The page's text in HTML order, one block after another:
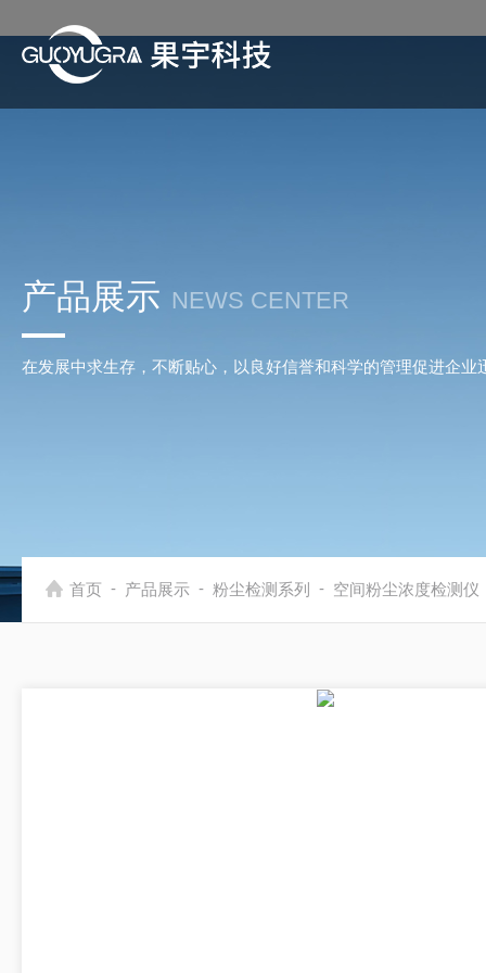
产品展示 NEWS CENTER
在发展中求生存，不断贴心，以良好信誉和科学的管理促进企业
首页 - 产品展示 - 粉尘检测系列 - 空间粉尘浓度检测仪